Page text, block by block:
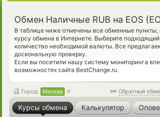
Обмен Наличные RUB на EOS
В таблице ниже отмечены все обменные
курсу обмена в Интернете. Выберите
количество необходимой валюты. Все
доскональную проверку.
Если вы посетили нашу систему мониторинга
возможностях сайта BestChange.ru.
Обратный
Город: Москва
Курсы обмена Калькулятор